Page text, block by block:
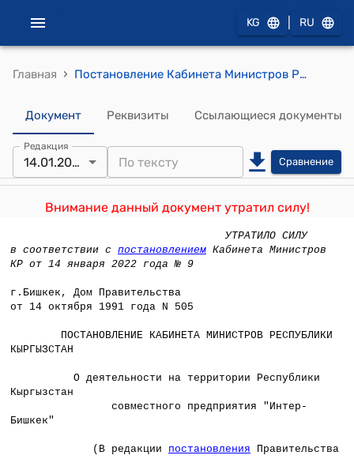
KG RU
Главная › Постановление Кабинета Министров РК от 14 октября 1991 года № 505 "О деятельности на территории Республики Кыргызстан совместного предприятия "Интер-Бишкек"
Документ Реквизиты Ссылающиеся документы
Редакция
14.01.2022 Сравнение
Внимание данный документ утратил силу!